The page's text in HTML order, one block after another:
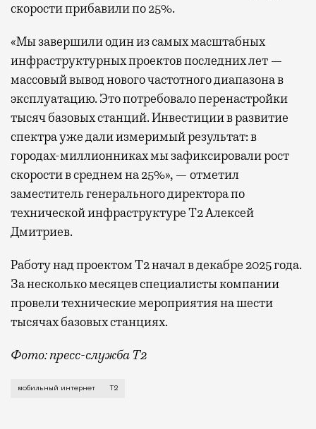
скорости прибавили по 25%.
«Мы завершили один из самых масштабных
инфраструктурных проектов последних лет —
массовый вывод нового частотного диапазона в
эксплуатацию. Это потребовало перенастройки
тысяч базовых станций. Инвестиции в развитие
спектра уже дали измеримый результат: в
городах-миллионниках мы зафиксировали рост
скорости в среднем на 25%», — отметил
заместитель генерального директора по
технической инфраструктуре Т2 Алексей
Дмитриев.
Работу над проектом Т2 начал в декабре 2025 года.
За несколько месяцев специалисты компании
провели технические мероприятия на шести
тысячах базовых станциях.
Фото: пресс-служба Т2
Мобильный оператор Т2 завершил работы по
мобильный интернет Т2